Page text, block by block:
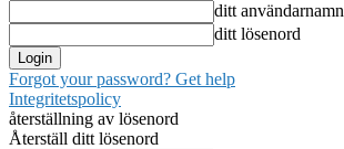
ditt användarnamn
ditt lösenord
Forgot your password? Get help
Integritetspolicy
återställning av lösenord
Återställ ditt lösenord